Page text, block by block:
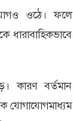
ওঠে। ফলে
ধারাবাহিকভাবে
কারণ বর্তমান
যোগাযোগমাধ্যম